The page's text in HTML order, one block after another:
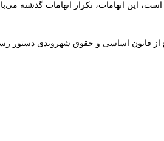
از قانون اساسی و حقوق شهروندی دستور